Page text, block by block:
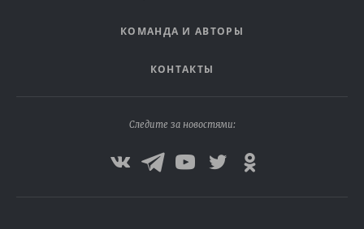
КОМАНДА И АВТОРЫ
КОНТАКТЫ
Следите за новостями: